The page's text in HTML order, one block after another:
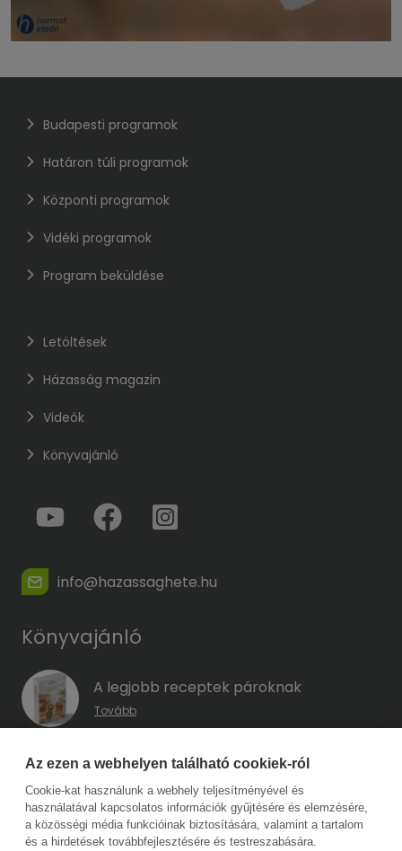
Budapesti programok
Határon túli programok
Központi programok
Vidéki programok
Program beküldése
Letöltések
Házasság magazin
Videók
Könyvajánló
info@hazassaghete.hu
Könyvajánló
A legjobb receptek pároknak
Tovább
A hűség kódja – Hogyan előzd meg a
megcsalást, mielőtt még eszedbe jutott
volna?
Tovább
Az ezen a webhelyen található cookiek-ról
Cookie-kat használunk a webhely teljesítményével és
használatával kapcsolatos információk gyűjtésére és elemzésére,
a közösségi média funkcióinak biztosítására, valamint a tartalom
és a hirdetések továbbfejlesztésére és testreszabására.